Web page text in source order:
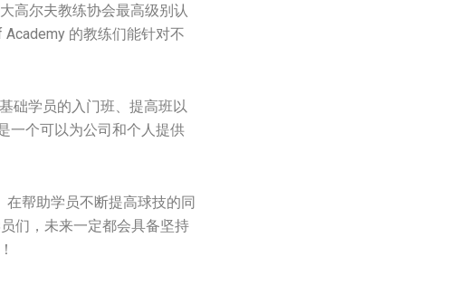
高尔夫教练协会最高级别认
的教练们能针对不
础学员的入门班、提高班以
一个可以为公司和个人提供
帮助学员不断提高球技的同
们，未来一定都会具备坚持